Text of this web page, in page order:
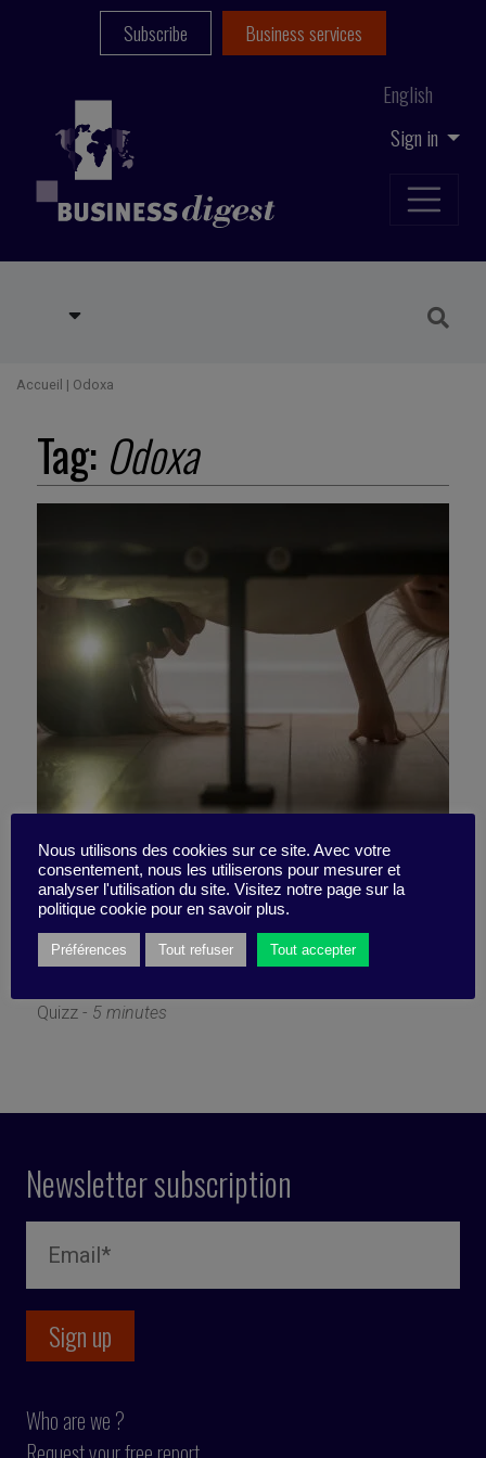
Sign in
English
Subscribe Business services
Accueil | Odoxa
Tag: Odoxa
5 key questions about
(de)growth
Quizz - 5 minutes
Newsletter subscription
Who are we ?
Nous utilisons des cookies sur ce site. Avec votre
consentement, nous les utiliserons pour mesurer et
analyser l'utilisation du site. Visitez notre page sur la
politique cookie pour en savoir plus.
Préférences Tout refuser Tout accepter